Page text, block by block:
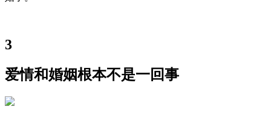
3
爱情和婚姻根本不是一回事